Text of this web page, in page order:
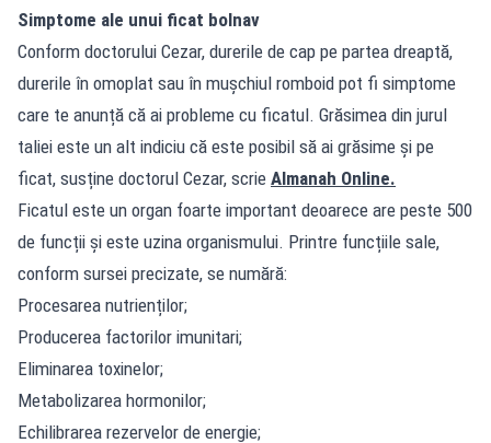
Simptome ale unui ficat bolnav
Conform doctorului Cezar, durerile de cap pe partea dreaptă,
durerile în omoplat sau în mușchiul romboid pot fi simptome
care te anunță că ai probleme cu ficatul. Grăsimea din jurul
taliei este un alt indiciu că este posibil să ai grăsime și pe
ficat, susține doctorul Cezar, scrie Almanah Online.
Ficatul este un organ foarte important deoarece are peste 500
de funcții și este uzina organismului. Printre funcțiile sale,
conform sursei precizate, se numără:
Procesarea nutrienților;
Producerea factorilor imunitari;
Eliminarea toxinelor;
Metabolizarea hormonilor;
Echilibrarea rezervelor de energie;